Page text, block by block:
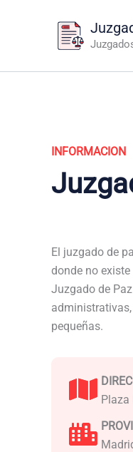
INFORMACION
El juzgado de
donde no
Juzgado de
pequeñas.
Plaza